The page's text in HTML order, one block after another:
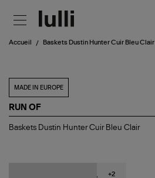
Accueil Baskets Dustin Hunter Cuir Bleu Clair
MADE IN EUROPE
RUN OF
Baskets
Baskets Dustin Hunter Cuir Bleu Clair
+2